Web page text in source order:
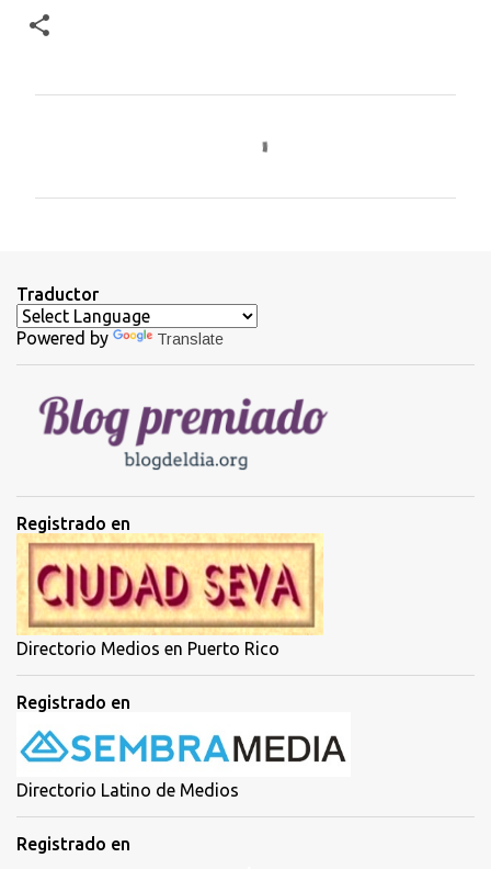
a
r
o
s
Traductor
Powered by Translate
Registrado en
Directorio Medios en Puerto Rico
Registrado en
Directorio Latino de Medios
Registrado en